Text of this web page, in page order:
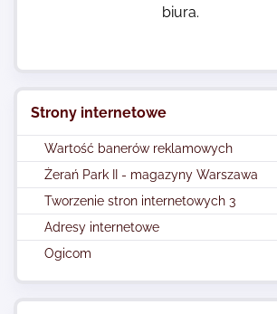
Strony internetowe
Wartość banerów reklamowych
Żerań Park II - magazyny Warszawa
Tworzenie stron internetowych 3
Adresy internetowe
Ogicom
biura.